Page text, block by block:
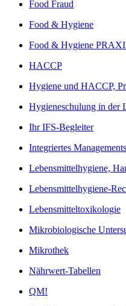
Food Fraud
Food & Hygiene
Food & Hygiene
HACCP
Hygiene und HACCP,
Hygieneschulung in der
Ihr IFS-Begleiter
Integriertes
Lebensmittelhygiene,
Lebensmittelhygiene-
Lebensmitteltoxikologie
Mikrobiologische
Mikrothek
Nährwert-Tabellen
QM!